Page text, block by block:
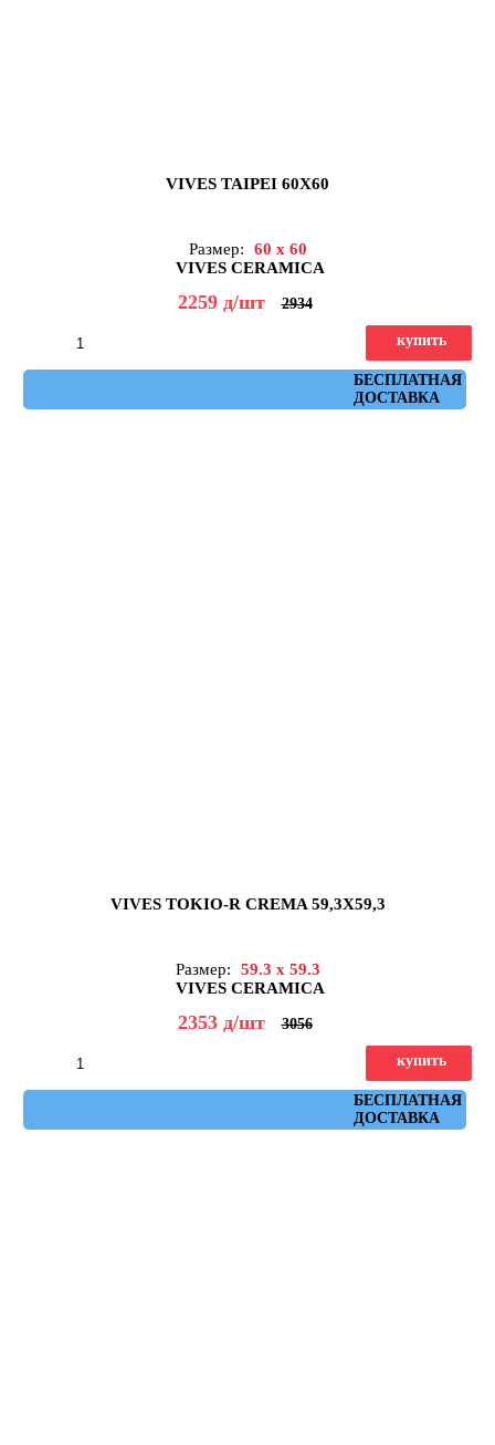
VIVES TAIPEI 60X60
Размер:
60 x 60
VIVES CERAMICA
2259 д/шт 2934
БЕСПЛАТНАЯ
ДОСТАВКА
купить
VIVES TOKIO-R CREMA 59,3X59,3
Размер:
59.3 x 59.3
VIVES CERAMICA
2353 д/шт 3056
БЕСПЛАТНАЯ
ДОСТАВКА
купить